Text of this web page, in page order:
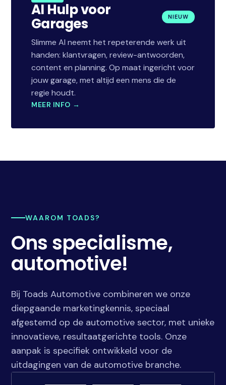
AI Hulp voor
Garages NIEUW
Slimme AI neemt het repeterende werk uit
handen: klantvragen, review-antwoorden,
content en planning. Op maat ingericht voor
jouw garage, met altijd een mens die de
regie houdt.
MEER INFO →
WAAROM TOADS?
Ons specialisme,
automotive!
Bij Toads Automotive combineren we onze
diepgaande marketingkennis, speciaal
afgestemd op de automotive sector, met unieke
innovatieve, resultaatgerichte tools. Onze
aanpak is specifiek ontwikkeld voor de
uitdagingen van de automotive branche.